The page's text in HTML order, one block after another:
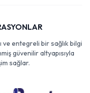
ve entegreli bir sağlık bilgi
güvenilir altyapısıyla
sağlar.